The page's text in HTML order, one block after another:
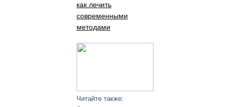
как лечить
современными
методами
Читайте также: